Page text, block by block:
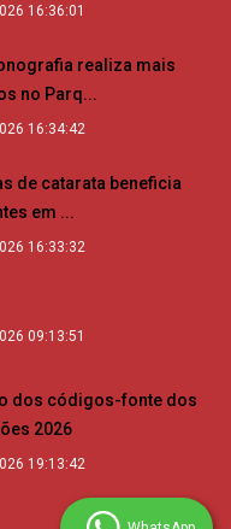
16:36:01
realiza mais
no Parq...
16:34:42
de catarata beneficia
em ...
16:33:32
09:13:51
dos códigos-fonte dos
2026
19:13:42